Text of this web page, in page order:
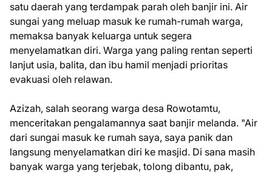
satu daerah yang terdampak parah oleh banjir ini. Air
sungai yang meluap masuk ke rumah-rumah warga,
memaksa banyak keluarga untuk segera
menyelamatkan diri. Warga yang paling rentan seperti
lanjut usia, balita, dan ibu hamil menjadi prioritas
evakuasi oleh relawan.
Azizah, salah seorang warga desa Rowotamtu,
menceritakan pengalamannya saat banjir melanda. "Air
dari sungai masuk ke rumah saya, saya panik dan
langsung menyelamatkan diri ke masjid. Di sana masih
banyak warga yang terjebak, tolong dibantu, pak,